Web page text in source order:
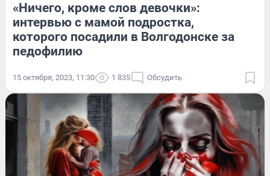
«Ничего, кроме слов девочки»:
интервью с мамой подростка,
которого посадили в Волгодонске за
педофилию
15 октября, 2023, 11:30 1 835 Обсудить